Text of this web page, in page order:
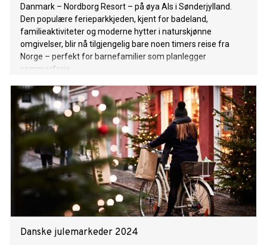
Danmark – Nordborg Resort – på øya Als i Sønderjylland.
Den populære ferieparkkjeden, kjent for badeland,
familieaktiviteter og moderne hytter i naturskjønne
omgivelser, blir nå tilgjengelig bare noen timers reise fra
Norge – perfekt for barnefamilier som planlegger
sommerferie.
Danske julemarkeder 2024